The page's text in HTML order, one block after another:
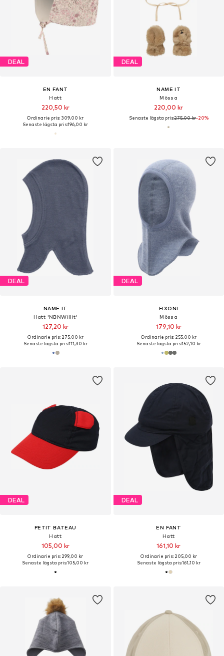
DEAL
EN FANT
Hatt
220,50 kr
Ordinarie pris: 309,00 kr
Senaste lägsta pris:196,00 kr
DEAL
NAME IT
Mössa
220,00 kr
Senaste lägsta pris:275,00 kr-20%
DEAL
NAME IT
Hatt 'NBNWillit'
127,20 kr
Ordinarie pris: 275,00 kr
Senaste lägsta pris:111,30 kr
DEAL
FIXONI
Mössa
179,10 kr
Ordinarie pris: 255,00 kr
Senaste lägsta pris:152,10 kr
DEAL
PETIT BATEAU
Hatt
105,00 kr
Ordinarie pris: 299,00 kr
Senaste lägsta pris:105,00 kr
DEAL
EN FANT
Hatt
161,10 kr
Ordinarie pris: 205,00 kr
Senaste lägsta pris:161,10 kr